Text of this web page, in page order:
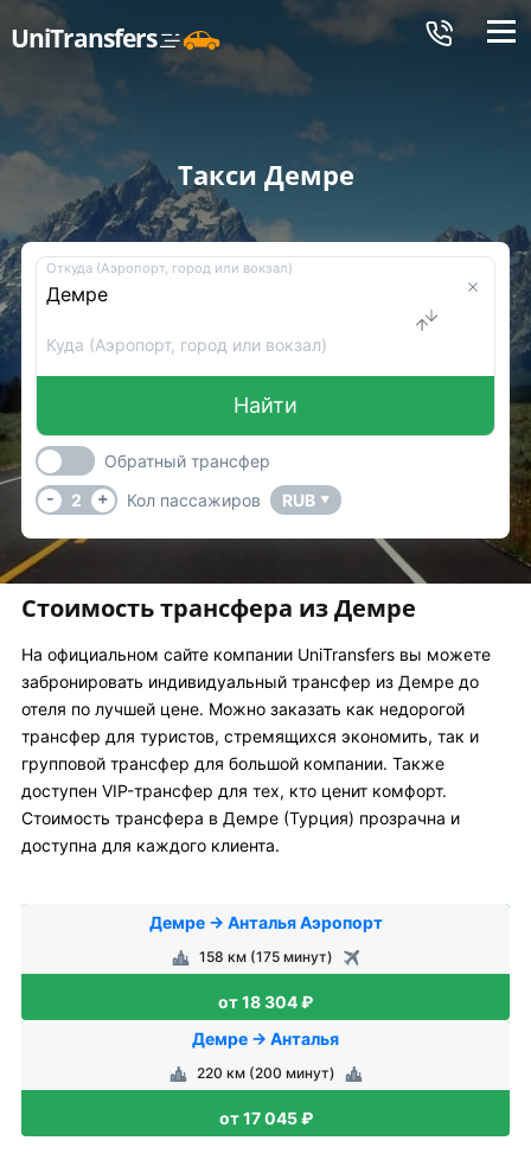
UniTransfers Меню
Такси Демре
Откуда (Аэропорт, город или вокзал)
Куда (Аэропорт, город или вокзал)
Найти
Обратный трансфер
-
2 + Кол пассажиров RUB ▼
Стоимость трансфера из Демре
На официальном сайте компании UniTransfers вы можете
забронировать индивидуальный трансфер из Демре до
отеля по лучшей цене. Можно заказать как недорогой
трансфер для туристов, стремящихся экономить, так и
групповой трансфер для большой компании. Также
доступен VIP-трансфер для тех, кто ценит комфорт.
Стоимость трансфера в Демре (Турция) прозрачна и
доступна для каждого клиента.
Демре → Анталья Аэропорт
158 км (175 минут)
от 18 304 ₽
Демре → Анталья
220 км (200 минут)
от 17 045 ₽